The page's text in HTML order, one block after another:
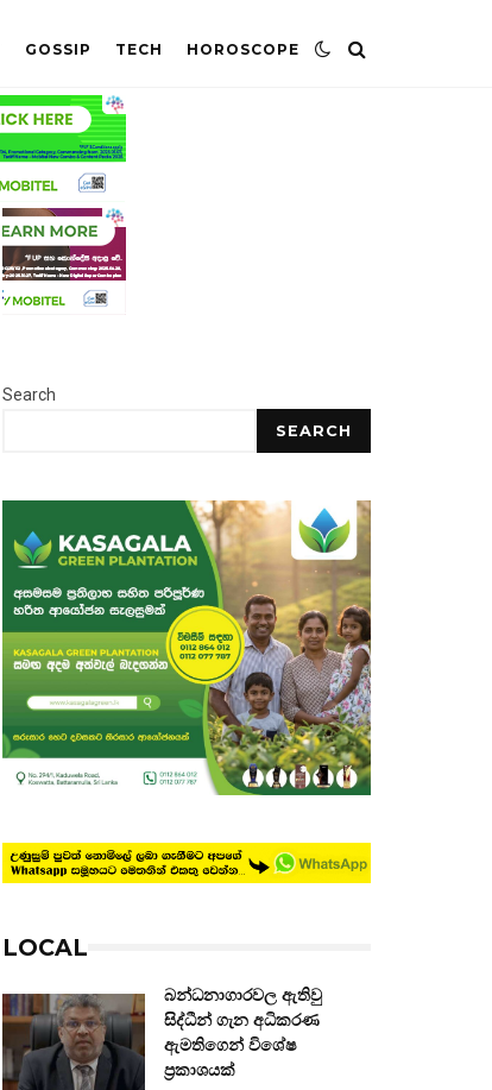
GOSSIP TECH HOROSCOPE
Search
SEARCH
LOCAL
බන්ධනාගාරවල ඇතිවු
සිද්ධීන් ගැන අධිකරණ
ඇමතිගෙන් විශේෂ
ප්‍රකාශයක්